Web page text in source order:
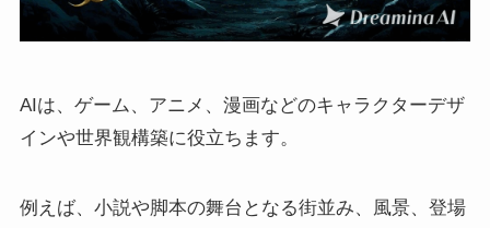
AIは、ゲーム、アニメ、漫画などのキャラクターデザ
インや世界観構築に役立ちます。
例えば、小説や脚本の舞台となる街並み、風景、登場